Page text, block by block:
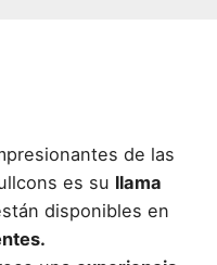
de las
es su llama
disponibles en